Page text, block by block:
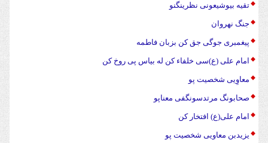
تقیه بیوشیعونی نظرینگنو
جنگ نهروان
پیغمبری جوگی جق کن بزبان فاطمه
امام علی (ع)سی خلفاء کن له بیاس پی روخ کن
معاوِیی شخصیت پو
صحابونگ مرتدسونگفی معناپو
امام علی(ع) افتخار کن
یزیدبن معاویی شخصیت پو